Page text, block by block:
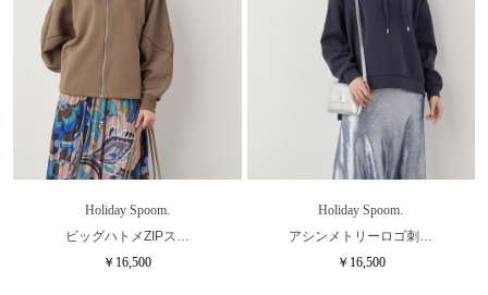
Holiday Spoom.
ビッグハトメZIPス…
￥16,500
Holiday Spoom.
アシンメトリーロゴ刺…
￥16,500